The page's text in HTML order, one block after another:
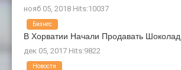
нояб 05, 2018 Hits:10037
В Хорватии Начали Продавать
дек 05, 2017 Hits:9822
Бизнес
Новости